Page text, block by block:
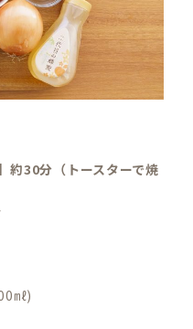
30分（トースターで焼
㎖)